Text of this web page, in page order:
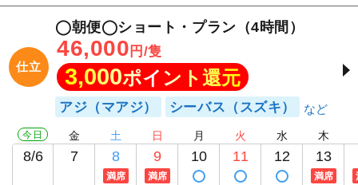
仕立
◯朝便◯ショート・プラン（4時間）
46,000 円/隻
3,000ポイント還元
アジ（マアジ） シーバス（スズキ）
今日
8/6
金
7
土
8
満席
日
9
満席
月
10
火
11
水
12
木
13
満席